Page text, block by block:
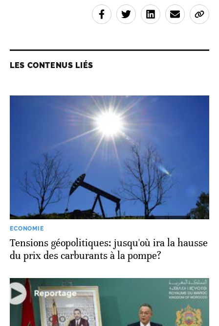
LES CONTENUS LIÉS
ECONOMIE
Tensions géopolitiques: jusqu'où ira la hausse
du prix des carburants à la pompe?